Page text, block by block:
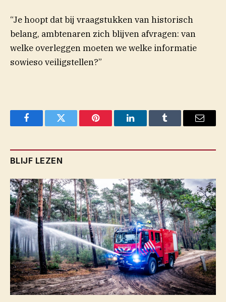
“Je hoopt dat bij vraagstukken van historisch
belang, ambtenaren zich blijven afvragen: van
welke overleggen moeten we welke informatie
sowieso veiligstellen?”
FacebookTwitter Pinterest LinkedInTumblr Email
BLIJF LEZEN